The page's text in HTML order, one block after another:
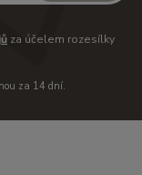
za účelem rozesílky
za 14 dní.